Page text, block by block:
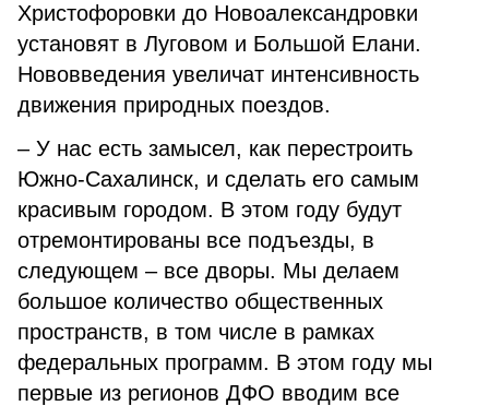
Христофоровки до Новоалександровки
установят в Луговом и Большой Елани.
Нововведения увеличат интенсивность
движения природных поездов.
– У нас есть замысел, как перестроить
Южно-Сахалинск, и сделать его самым
красивым городом. В этом году будут
отремонтированы все подъезды, в
следующем – все дворы. Мы делаем
большое количество общественных
пространств, в том числе в рамках
федеральных программ. В этом году мы
первые из регионов ДФО вводим все